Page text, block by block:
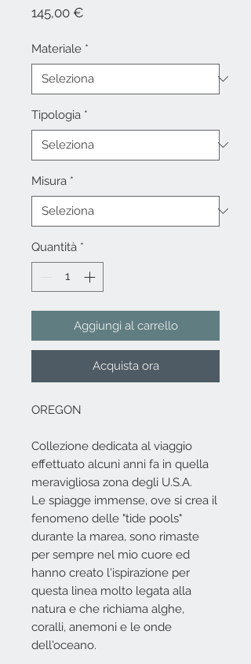
145,00 €
Materiale *
Tipologia *
Misura *
Quantità *
Aggiungi al carrello
Acquista ora
OREGON
Collezione dedicata al viaggio
effettuato alcuni anni fa in quella
meravigliosa zona degli U.S.A.
Le spiagge immense, ove si crea il
fenomeno delle "tide pools"
durante la marea, sono rimaste
per sempre nel mio cuore ed
hanno creato l'ispirazione per
questa linea molto legata alla
natura e che richiama alghe,
coralli, anemoni e le onde
dell'oceano.